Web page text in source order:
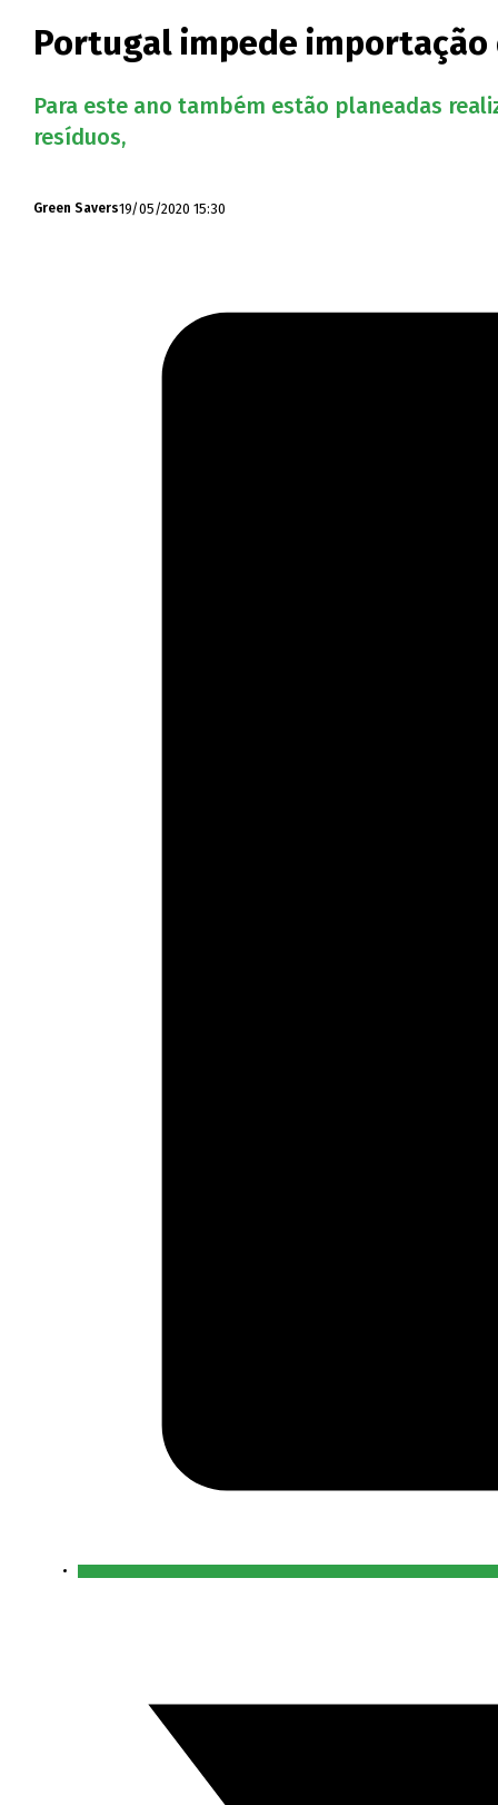
Portugal impede importação
Para este ano também estão planeadas
resíduos,
Green Savers19/05/2020 15:30